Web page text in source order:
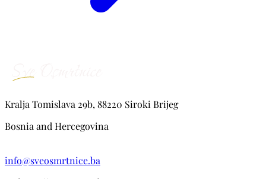
Kralja Tomislava 29b, 88220 Siroki Brijeg
Bosnia and Hercegovina
info@sveosmrtnice.ba